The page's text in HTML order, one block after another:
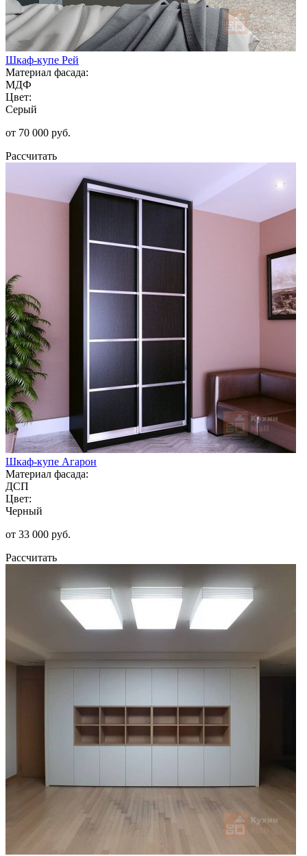
Шкаф-купе Рей
Материал фасада:
МДФ
Цвет:
Серый
от 70 000 руб.
Рассчитать
Шкаф-купе Агарон
Материал фасада:
ДСП
Цвет:
Черный
от 33 000 руб.
Рассчитать